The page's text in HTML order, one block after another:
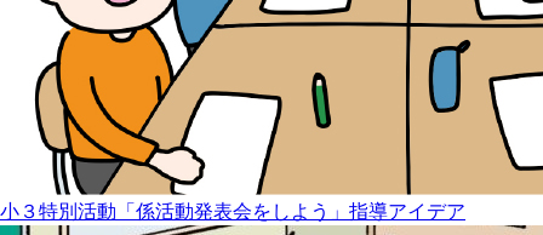
小３特別活動「係活動発表会をしよう」指導アイデア